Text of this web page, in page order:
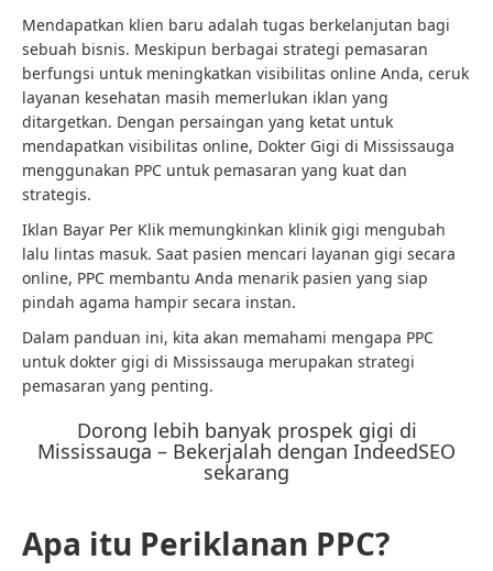
Mendapatkan klien baru adalah tugas berkelanjutan bagi
sebuah bisnis. Meskipun berbagai strategi pemasaran
berfungsi untuk meningkatkan visibilitas online Anda, ceruk
layanan kesehatan masih memerlukan iklan yang
ditargetkan. Dengan persaingan yang ketat untuk
mendapatkan visibilitas online, Dokter Gigi di Mississauga
menggunakan PPC untuk pemasaran yang kuat dan
strategis.
Iklan Bayar Per Klik memungkinkan klinik gigi mengubah
lalu lintas masuk. Saat pasien mencari layanan gigi secara
online, PPC membantu Anda menarik pasien yang siap
pindah agama hampir secara instan.
Dalam panduan ini, kita akan memahami mengapa PPC
untuk dokter gigi di Mississauga merupakan strategi
pemasaran yang penting.
Dorong lebih banyak prospek gigi di
Mississauga – Bekerjalah dengan IndeedSEO
sekarang
Apa itu Periklanan PPC?